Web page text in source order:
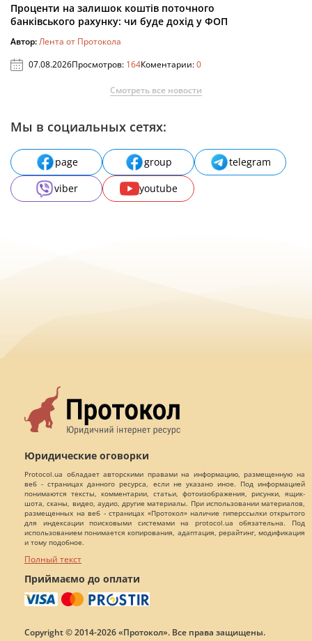
Проценти на залишок коштів поточного
банківського рахунку: чи буде дохід у ФОП
Автор:Лента от Протокола
07.08.2026Просмотров: 164Коментарии:0
Смотреть все новости
Мы в социальных сетях:
page group
telegram
viber
youtube
Юридические оговорки
Protocol.ua обладает авторскими правами на информацию, размещенную на
веб - страницах данного ресурса, если не указано иное. Под информацией
понимаются тексты, комментарии, статьи, фотоизображения, рисунки, ящик-
шота, сканы, видео, аудио, другие материалы. При использовании материалов,
размещенных на веб - страницах «Протокол» наличие гиперссылки открытого
для индексации поисковыми системами на protocol.ua обязательна. Под
использованием понимается копирования, адаптация, рерайтинг, модификация
и тому подобное.
Полный текст
Приймаємо до оплати
Copyright © 2014-2026 «Протокол». Все права защищены.